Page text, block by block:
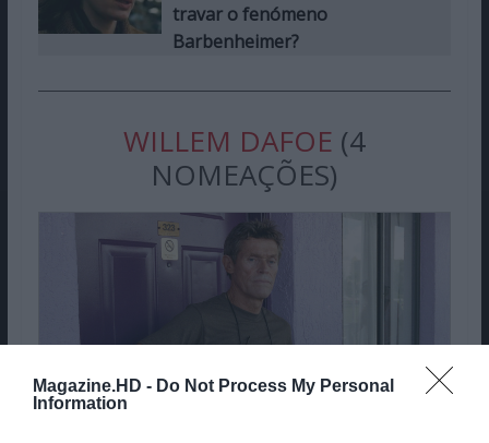
Magazine.HD - Do Not Process My Personal
Information
travar o fenómeno
Barbenheimer?
WILLEM DAFOE (4
NOMEAÇÕES)